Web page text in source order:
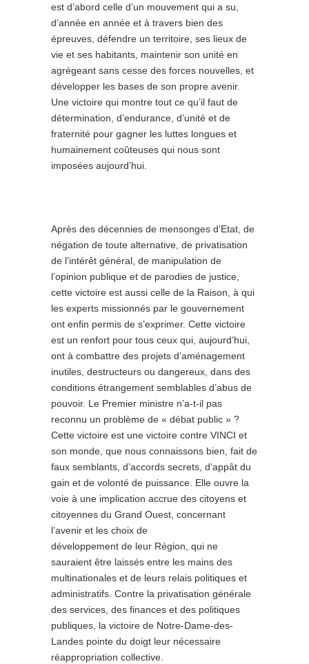
est d’abord celle d’un mouvement qui a su,
d’année en année et à travers bien des
épreuves, défendre un territoire, ses lieux de
vie et ses habitants, maintenir son unité en
agrégeant sans cesse des forces nouvelles, et
développer les bases de son propre avenir.
Une victoire qui montre tout ce qu’il faut de
détermination, d’endurance, d’unité et de
fraternité pour gagner les luttes longues et
humainement coûteuses qui nous sont
imposées aujourd’hui.
Après des décennies de mensonges d’Etat, de
négation de toute alternative, de privatisation
de l’intérêt général, de manipulation de
l’opinion publique et de parodies de justice,
cette victoire est aussi celle de la Raison, à qui
les experts missionnés par le gouvernement
ont enfin permis de s’exprimer. Cette victoire
est un renfort pour tous ceux qui, aujourd’hui,
ont à combattre des projets d’aménagement
inutiles, destructeurs ou dangereux, dans des
conditions étrangement semblables d’abus de
pouvoir. Le Premier ministre n’a-t-il pas
reconnu un problème de « débat public » ?
Cette victoire est une victoire contre VINCI et
son monde, que nous connaissons bien, fait de
faux semblants, d’accords secrets, d’appât du
gain et de volonté de puissance. Elle ouvre la
voie à une implication accrue des citoyens et
citoyennes du Grand Ouest, concernant
l’avenir et les choix de
développement de leur Région, qui ne
sauraient être laissés entre les mains des
multinationales et de leurs relais politiques et
administratifs. Contre la privatisation générale
des services, des finances et des politiques
publiques, la victoire de Notre-Dame-des-
Landes pointe du doigt leur nécessaire
réappropriation collective.